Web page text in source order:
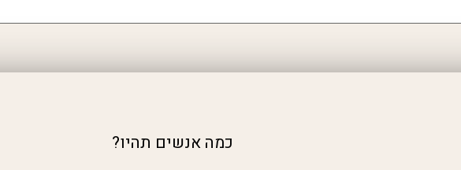
כמה אנשים תהיו?